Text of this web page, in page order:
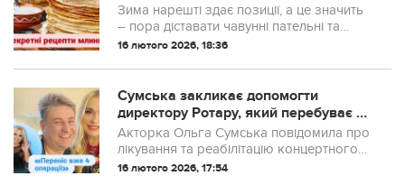
Зима нарешті здає позиції, а це значить
– пора діставати чавунні пательні та
запасатися вершковим маслом.
16 лютого 2026, 18:36
Сумська закликає допомогти
директору Ротару, який перебуває у
реанімації
Акторка Ольга Сумська повідомила про
лікування та реабілітацію концертного
директора Ауріки Ротару Ігоря Лахіна.
16 лютого 2026, 17:54